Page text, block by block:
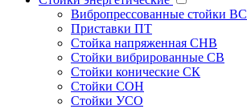
Вибропрессованные стойки ВС
Приставки ПТ
Стойка напряженная СНВ
Стойки вибрированные СВ
Стойки конические СК
Стойки СОН
Стойки УСО